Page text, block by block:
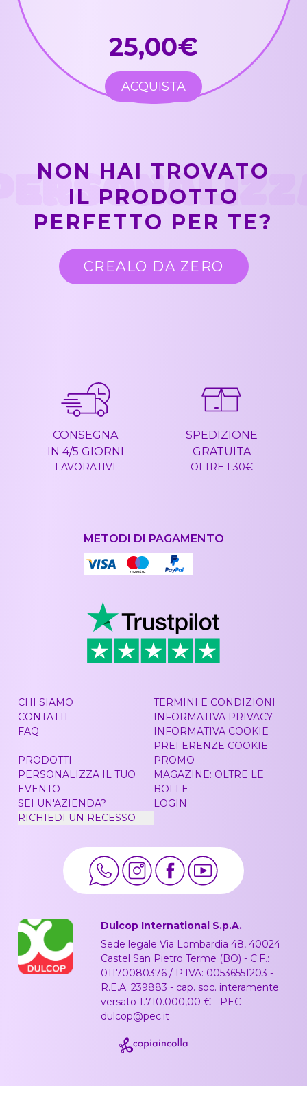
25,00€
ACQUISTA
NON HAI TROVATO
IL PRODOTTO
PERFETTO PER TE?
CREALO DA ZERO
CONSEGNA
IN 4/5 GIORNI
LAVORATIVI
SPEDIZIONE
GRATUITA
OLTRE I 30€
METODI DI PAGAMENTO
CHI SIAMO
CONTATTI
FAQ
TERMINI E CONDIZIONI
INFORMATIVA PRIVACY
INFORMATIVA COOKIE
PREFERENZE COOKIE
PRODOTTI
PERSONALIZZA IL TUO
EVENTO
SEI UN'AZIENDA?
RICHIEDI UN RECESSO
PROMO
MAGAZINE: OLTRE LE
BOLLE
LOGIN
Dulcop International S.p.A.
Sede legale Via Lombardia 48, 40024
Castel San Pietro Terme (BO) - C.F.:
01170080376 / P.IVA: 00536551203 -
R.E.A. 239883 - cap. soc. interamente
versato 1.710.000,00 € - PEC
dulcop@pec.it